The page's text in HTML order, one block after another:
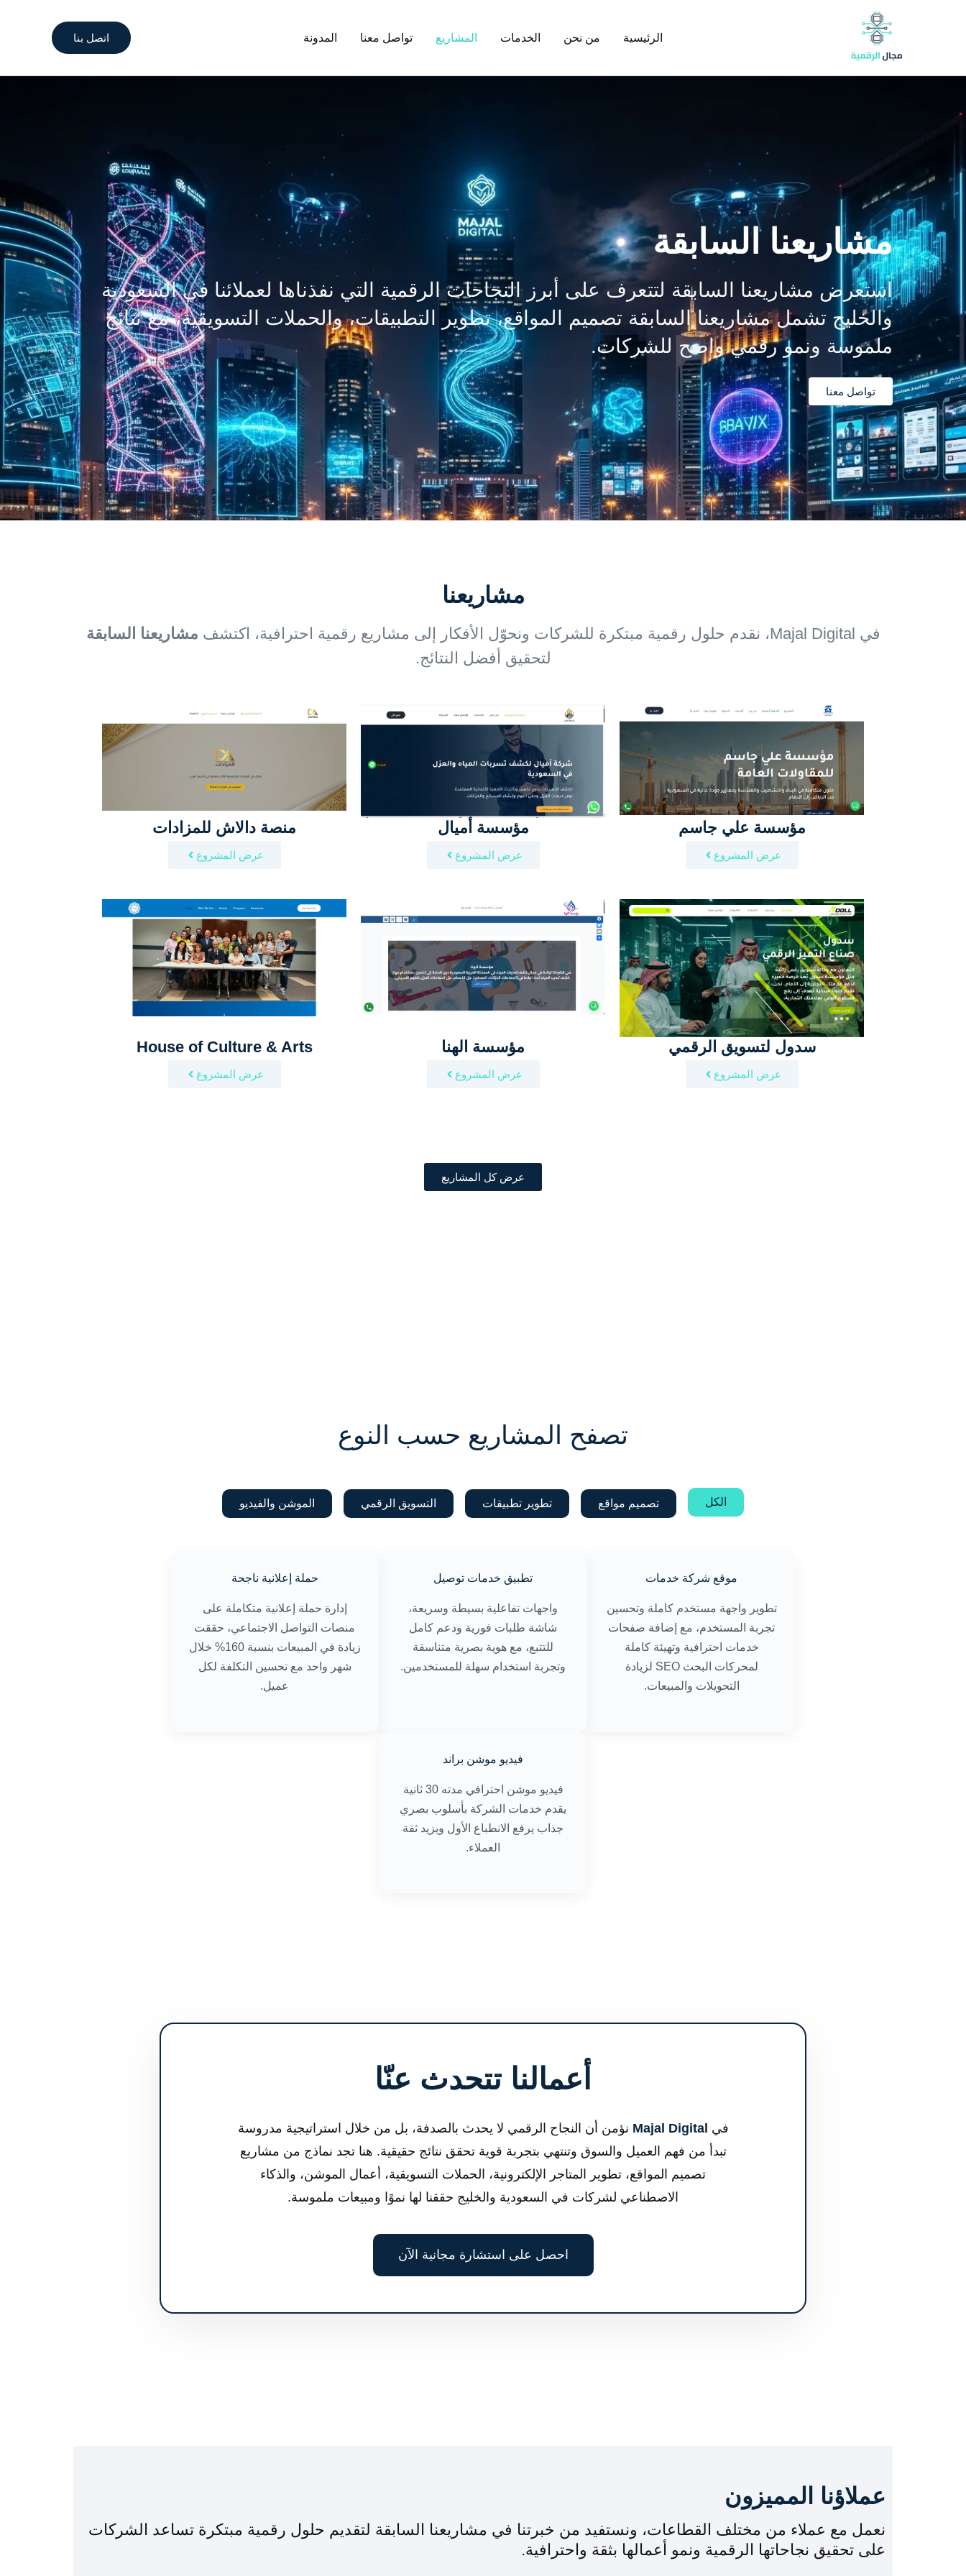
الرئيسية من نحن الخدمات المشاريع تواصل معنا المدونة اتصل بنا
مشاريعنا السابقة
استعرض مشاريعنا السابقة لتتعرف على أبرز النجاحات الرقمية التي نفذناها لعملائنا في السعودية
والخليج تشمل مشاريعنا السابقة تصميم المواقع، تطوير التطبيقات، والحملات التسويقية، مع نتائج
ملموسة ونمو رقمي واضح للشركات.
تواصل معنا
مشاريعنا
في Majal Digital، نقدم حلول رقمية مبتكرة للشركات ونحوّل الأفكار إلى مشاريع رقمية احترافية، اكتشف
مشاريعنا السابقة
لتحقيق أفضل النتائج.
مؤسسة علي جاسم
عرض المشروع
مؤسسة أميال
عرض المشروع
منصة دالاش للمزادات
عرض المشروع
سدول لتسويق الرقمي
عرض المشروع
مؤسسة الهنا
عرض المشروع
House of Culture & Arts
عرض المشروع
عرض كل المشاريع
تصفح المشاريع حسب النوع
الكل تصميم مواقع تطوير تطبيقات التسويق الرقمي الموشن والفيديو
موقع شركة خدمات
تطوير واجهة مستخدم كاملة وتحسين
تجربة المستخدم، مع إضافة صفحات
خدمات احترافية وتهيئة كاملة
لمحركات البحث SEO لزيادة
التحويلات والمبيعات.
تطبيق خدمات توصيل
واجهات تفاعلية بسيطة وسريعة،
شاشة طلبات فورية ودعم كامل
للتتبع، مع هوية بصرية متناسقة
وتجربة استخدام سهلة للمستخدمين.
حملة إعلانية ناجحة
إدارة حملة إعلانية متكاملة على
منصات التواصل الاجتماعي، حققت
زيادة في المبيعات بنسبة 160% خلال
شهر واحد مع تحسين التكلفة لكل
عميل.
فيديو موشن براند
فيديو موشن احترافي مدته 30 ثانية
يقدم خدمات الشركة بأسلوب بصري
جذاب يرفع الانطباع الأول ويزيد ثقة
العملاء.
أعمالنا تتحدث عنّا
في Majal Digital نؤمن أن النجاح الرقمي لا يحدث بالصدفة، بل من خلال استراتيجية مدروسة
تبدأ من فهم العميل والسوق وتنتهي بتجربة قوية تحقق نتائج حقيقية. هنا تجد نماذج من مشاريع
تصميم المواقع، تطوير المتاجر الإلكترونية، الحملات التسويقية، أعمال الموشن، والذكاء
الاصطناعي لشركات في السعودية والخليج حققنا لها نموًا ومبيعات ملموسة.
احصل على استشارة مجانية الآن
عملاؤنا المميزون
نعمل مع عملاء من مختلف القطاعات، ونستفيد من خبرتنا في مشاريعنا السابقة لتقديم حلول رقمية مبتكرة تساعد الشركات
على تحقيق نجاحاتها الرقمية ونمو أعمالها بثقة واحترافية.